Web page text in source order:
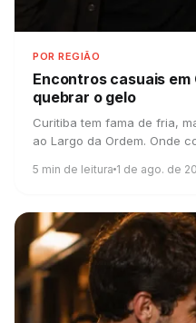
POR REGIÃO
Encontros casuais em
quebrar o gelo
Curitiba tem fama de fria,
ao Largo da Ordem. Onde
5 min de leitura 1 de ago. de